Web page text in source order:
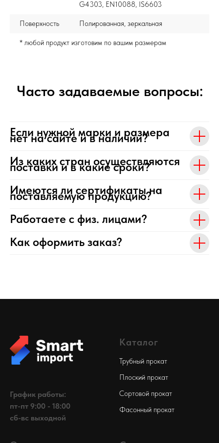
G4303, EN10088, IS6603
Поверхность Полированная, зеркальная
* любой продукт изготовим по вашим размерам
Часто задаваемые вопросы:
Если нужной марки и размера
нет на сайте и в наличии?
Из каких стран осуществляются
поставки и в какие сроки?
Имеются ли сертификаты на
поставляемую продукцию?
Работаете с физ. лицами?
Как оформить заказ?
График работы:
пт-пт 9:00 - 18:00
сб-вс выходной
Каталог
Трубный прокат
Плоский прокат
Сортовой прокат
Фасонный прокат